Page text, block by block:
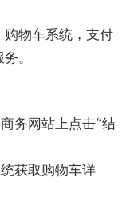
物车系统，支付
。
务网站上点击“结
获取购物车详